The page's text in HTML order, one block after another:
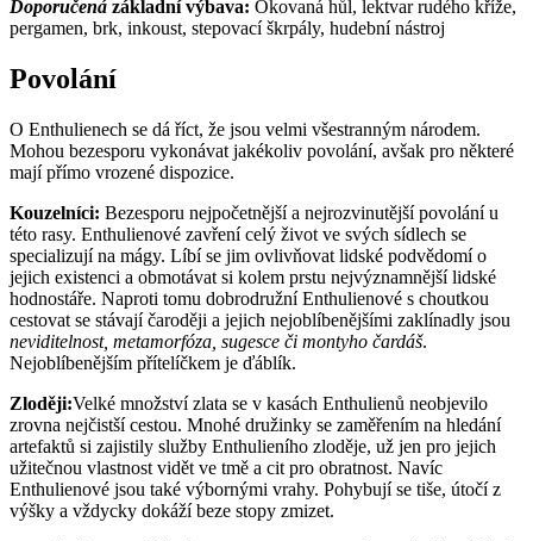
Doporučená základní výbava: Okovaná hůl, lektvar rudého kříže,
pergamen, brk, inkoust, stepovací škrpály, hudební nástroj
Povolání
O Enthulienech se dá říct, že jsou velmi všestranným národem.
Mohou bezesporu vykonávat jakékoliv povolání, avšak pro některé
mají přímo vrozené dispozice.
Kouzelníci: Bezesporu nejpočetnější a nejrozvinutější povolání u
této rasy. Enthulienové zavření celý život ve svých sídlech se
specializují na mágy. Líbí se jim ovlivňovat lidské podvědomí o
jejich existenci a obmotávat si kolem prstu nejvýznamnější lidské
hodnostáře. Naproti tomu dobrodružní Enthulienové s choutkou
cestovat se stávají čaroději a jejich nejoblíbenějšími zaklínadly jsou
neviditelnost, metamorfóza, sugesce či montyho čardáš.
Nejoblíbenějším přítelíčkem je ďáblík.
Zloději:Velké množství zlata se v kasách Enthulienů neobjevilo
zrovna nejčistší cestou. Mnohé družinky se zaměřením na hledání
artefaktů si zajistily služby Enthulieního zloděje, už jen pro jejich
užitečnou vlastnost vidět ve tmě a cit pro obratnost. Navíc
Enthulienové jsou také výbornými vrahy. Pohybují se tiše, útočí z
výšky a vždycky dokáží beze stopy zmizet.